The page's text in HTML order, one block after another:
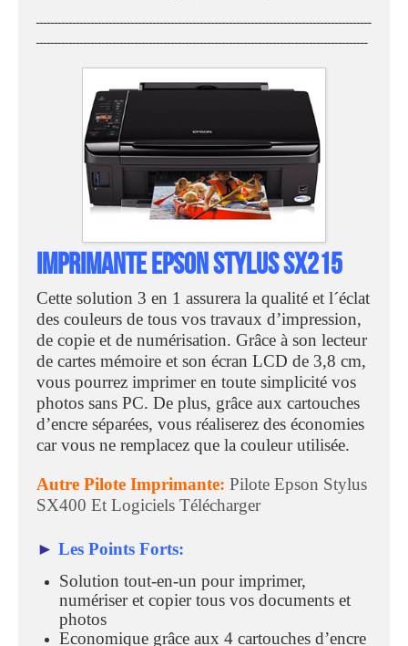
Imprimante Epson Stylus SX215
Cette solution 3 en 1 assurera la qualité et l´éclat
des couleurs de tous vos travaux d’impression,
de copie et de numérisation. Grâce à son lecteur
de cartes mémoire et son écran LCD de 3,8 cm,
vous pourrez imprimer en toute simplicité vos
photos sans PC. De plus, grâce aux cartouches
d’encre séparées, vous réaliserez des économies
car vous ne remplacez que la couleur utilisée.
Autre Pilote Imprimante: Pilote Epson Stylus
SX400 Et Logiciels Télécharger
► Les Points Forts:
Solution tout-en-un pour imprimer,
numériser et copier tous vos documents et
photos
Economique grâce aux 4 cartouches d’encre